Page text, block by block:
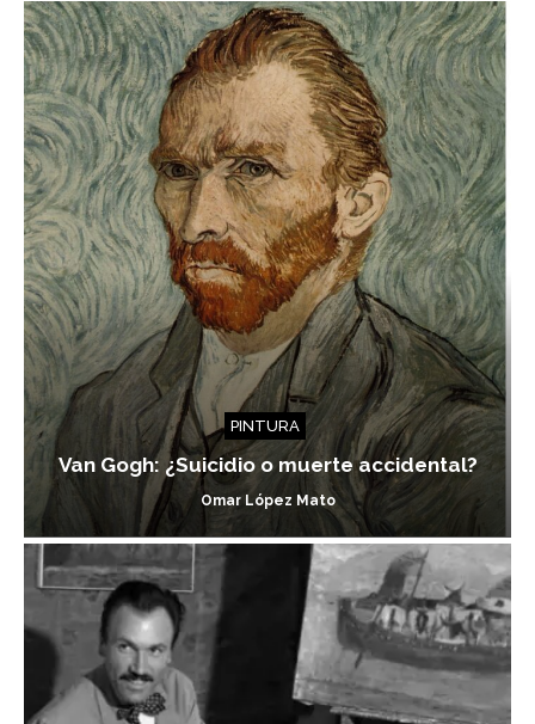
PINTURA
Van Gogh: ¿Suicidio o muerte accidental?
Omar López Mato